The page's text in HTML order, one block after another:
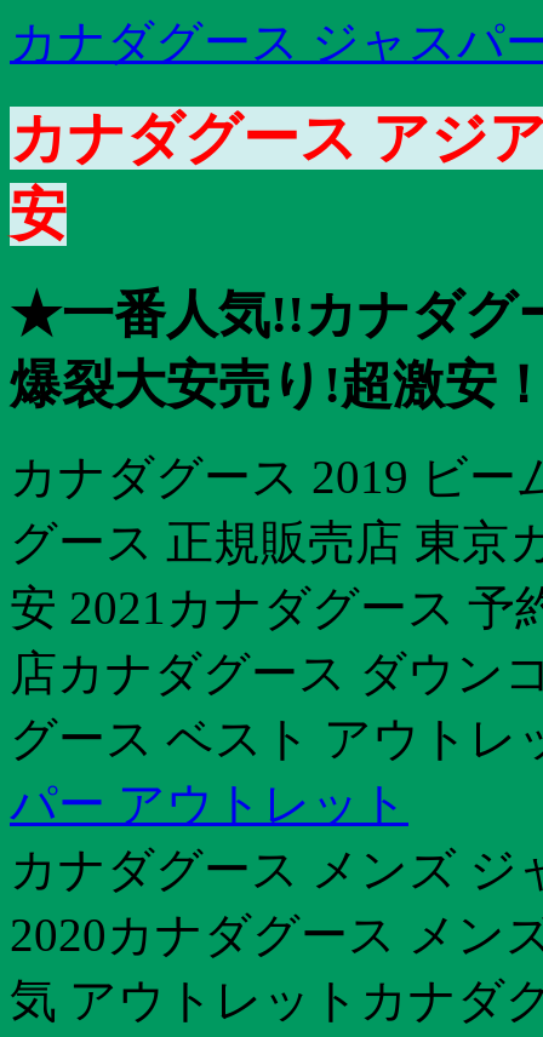
カナダグース ジャスパ
カナダグース アジ
安
★一番人気!!カナダグ
爆裂大安売り!超激安
カナダグース 2019 ビ
グース 正規販売店 東京
安 2021カナダグース 予
店カナダグース ダウン
グース ベスト アウトレ
パー アウトレット
カナダグース メンズ ジ
2020カナダグース メン
気 アウトレットカナダ